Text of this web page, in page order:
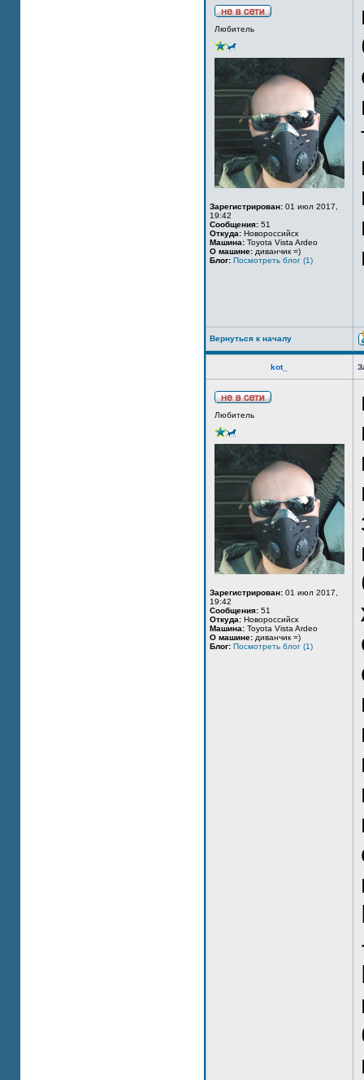
Любитель
Зарегистрирован: 01 июл 2017,
19:42
Сообщения: 51
Откуда: Новороссийск
Машина: Toyota Vista Ardeo
О машине: диванчик =)
Блог: Посмотреть блог (1)
Вернуться к началу
kot_
Любитель
Зарегистрирован: 01 июл 2017,
19:42
Сообщения: 51
Откуда: Новороссийск
Машина: Toyota Vista Ardeo
О машине: диванчик =)
Блог: Посмотреть блог (1)